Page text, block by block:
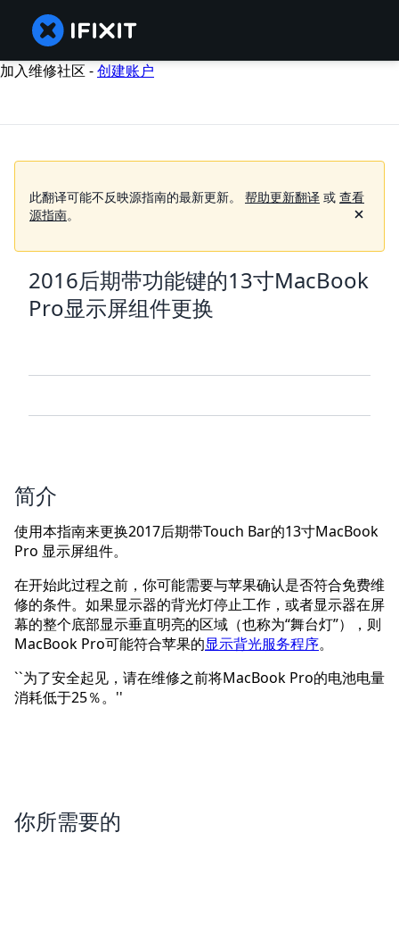
加入维修社区 -创建账户
此翻译可能不反映源指南的最新更新。 帮助更新翻译 或 查看
源指南。
2016后期带功能键的13寸MacBook
Pro显示屏组件更换
简介
使用本指南来更换2017后期带Touch Bar的13寸MacBook
Pro 显示屏组件。
在开始此过程之前，你可能需要与苹果确认是否符合免费维
修的条件。如果显示器的背光灯停止工作，或者显示器在屏
幕的整个底部显示垂直明亮的区域（也称为“舞台灯”），则
MacBook Pro可能符合苹果的显示背光服务程序。
``为了安全起见，请在维修之前将MacBook Pro的电池电量
消耗低于25％。''
你所需要的